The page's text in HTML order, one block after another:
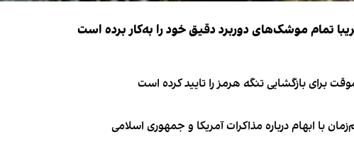
تمام موشک‌های دوربرد دقیق خود را به‌کار برده است
برای بازگشایی تنگه هرمز را تایید کرده است
با ابهام درباره مذاکرات آمریکا و جمهوری اسلامی